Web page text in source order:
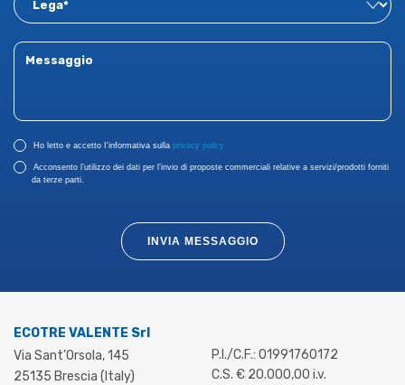
Ho letto e accetto I'informativa sulla privacy policy
Acconsento l’utilizzo dei dati per l’invio di proposte commerciali relative a servizi/prodotti forniti
da terze parti.
INVIA MESSAGGIO
ECOTRE VALENTE Srl
Via Sant’Orsola, 145
25135 Brescia (Italy)
P.I./C.F.: 01991760172
C.S. € 20.000,00 i.v.